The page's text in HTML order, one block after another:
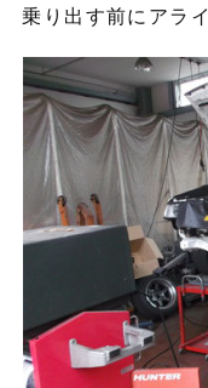
乗り出す前にアラ